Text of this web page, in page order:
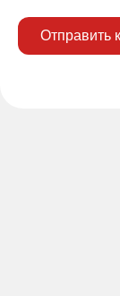
Отправить